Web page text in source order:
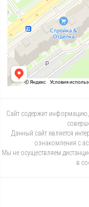
Сайт содержит
Данный сайт является
ознакомления с
Мы не осуществляем
в